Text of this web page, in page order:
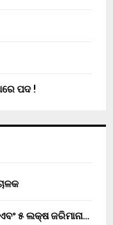
ପଦ !
₹୫ ଲକ୍ଷ ଜରିମାନା…